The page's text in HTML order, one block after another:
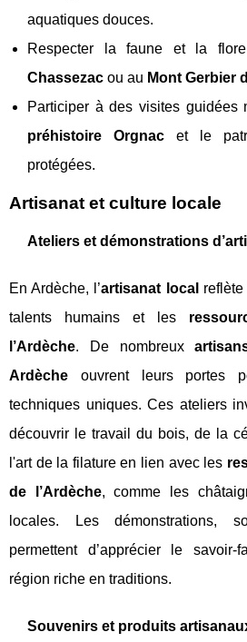
aquatiques douces.
Respecter la faune et la
Chassezac ou au Mont Gerbier
Participer à des visites guidées
préhistoire Orgnacet le
protégées.
Artisanat et culture locale
Ateliers et démonstrations
En Ardèche, l’artisanat local
talents humains et les
l’Ardèche. De nombreux
Ardèche ouvrent leurs portes
techniques uniques. Ces ateliers
découvrir le travail du bois, de la
l'art de la filature en lien avec les
de l’Ardèche, comme les
locales. Les démonstrations,
permettent d’apprécier le savoir-
région riche en traditions.
Souvenirs et produits